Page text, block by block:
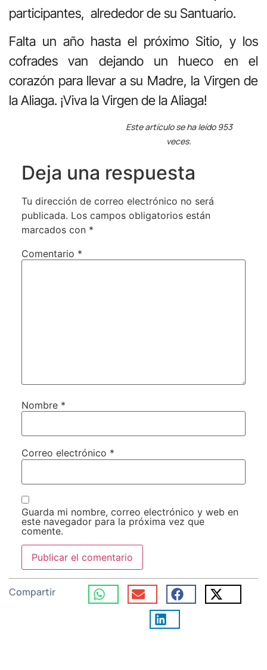
participantes, alrededor de su Santuario.
Falta un año hasta el próximo Sitio, y los
cofrades van dejando un hueco en el
corazón para llevar a su Madre, la Virgen de
la Aliaga. ¡Viva la Virgen de la Aliaga!
Este artículo se ha leído 953
veces.
Deja una respuesta
Tu dirección de correo electrónico no será
publicada. Los campos obligatorios están
marcados con *
Comentario *
Nombre *
Correo electrónico *
Guarda mi nombre, correo electrónico y web en
este navegador para la próxima vez que
comente.
Compartir